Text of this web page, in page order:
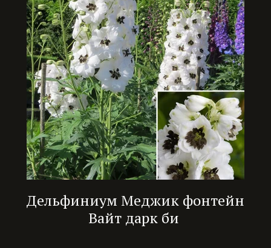
Дельфиниум Меджик фонтейн
Вайт дарк би